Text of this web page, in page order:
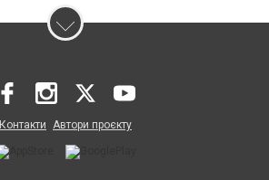
Контакти Автори проєкту